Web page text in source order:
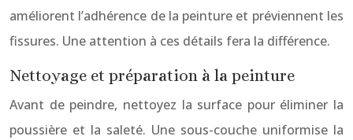
améliorent l’adhérence de la peinture et préviennent les
fissures. Une attention à ces détails fera la différence.
Nettoyage et préparation à la peinture
Avant de peindre, nettoyez la surface pour éliminer la
poussière et la saleté. Une sous-couche uniformise la